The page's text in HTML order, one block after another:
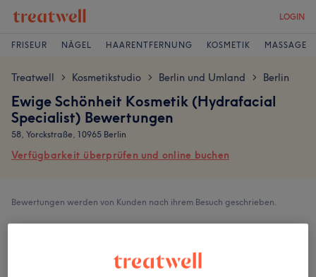
LOGIN
FRISEUR NÄGEL HAARENTFERNUNG KOSMETIK MASSAGE
Treatwell > Kosmetikstudio > Berlin und Umland > Berlin
Ewige Schönheit Kosmetik (Hydrafacial
Specialist) Bewertungen
58, Yorckstraße, 10965 Berlin
Verfügbarkeit überprüfen und online buchen
Bewertungen werden von Kunden nach ihrem Besuch geschrieben.